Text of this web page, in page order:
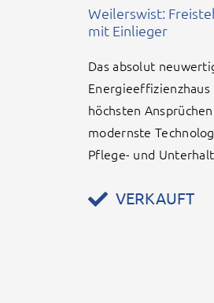
Weilerswist:
mit Einlieger
Das absolut
höchsten
modernste
Pflege- und
VERKAUFT